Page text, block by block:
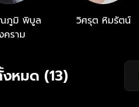
ภูมิ พิบูล
คราม
วิศรุต หิมรัตน์
หมด (13)